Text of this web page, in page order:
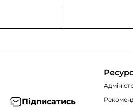
Підписатись